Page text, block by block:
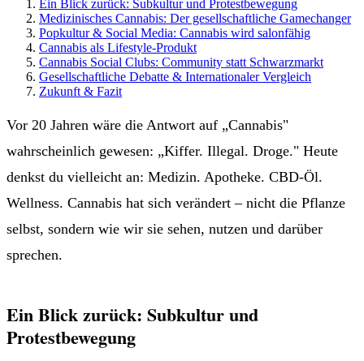
Ein Blick zurück: Subkultur und Protestbewegung
Medizinisches Cannabis: Der gesellschaftliche Gamechanger
Popkultur & Social Media: Cannabis wird salonfähig
Cannabis als Lifestyle-Produkt
Cannabis Social Clubs: Community statt Schwarzmarkt
Gesellschaftliche Debatte & Internationaler Vergleich
Zukunft & Fazit
Vor 20 Jahren wäre die Antwort auf „Cannabis"
wahrscheinlich gewesen: „Kiffer. Illegal. Droge." Heute
denkst du vielleicht an: Medizin. Apotheke. CBD-Öl.
Wellness. Cannabis hat sich verändert – nicht die Pflanze
selbst, sondern wie wir sie sehen, nutzen und darüber
sprechen.
Ein Blick zurück: Subkultur und
Protestbewegung